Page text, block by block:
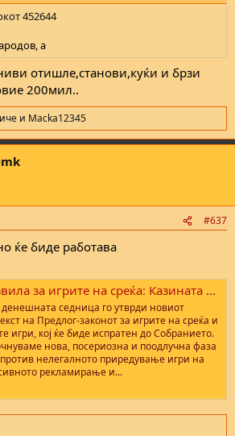
452644
а
отишле,станови,куќи и брзи
200мил..
и Macka12345
#637
ќе биде работава
на среќа: Казината 500 метри од училишта, забрана за апарати во обложувалници
седница го утврди новиот
на Предлог-законот за игрите на среќа и
игри, кој ќе биде испратен до Собранието.
нова, посериозна и поодлучна фаза
нелегалното приредување игри на
рекламирање и...